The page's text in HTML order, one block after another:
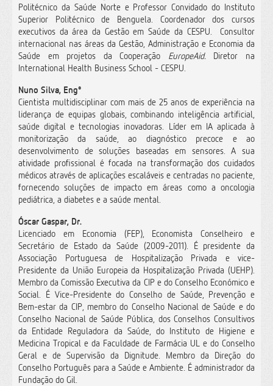
Politécnico da Saúde Norte e Professor Convidado do Instituto
Superior Politécnico de Benguela. Coordenador dos cursos
executivos da área da Gestão em Saúde da CESPU. Consultor
internacional nas áreas da Gestão, Administração e Economia da
Saúde em projetos da Cooperação EuropeAid. Diretor na
International Health Business School - CESPU.
Nuno Silva, Engº
Cientista multidisciplinar com mais de 25 anos de experiência na
liderança de equipas globais, combinando inteligência artificial,
saúde digital e tecnologias inovadoras. Líder em IA aplicada à
monitorização da saúde, ao diagnóstico precoce e ao
desenvolvimento de soluções baseadas em sensores. A sua
atividade profissional é focada na transformação dos cuidados
médicos através de aplicações escaláveis e centradas no paciente,
fornecendo soluções de impacto em áreas como a oncologia
pediátrica, a diabetes e a saúde mental.
Óscar Gaspar, Dr.
Licenciado em Economia (FEP), Economista Conselheiro e
Secretário de Estado da Saúde (2009-2011). É presidente da
Associação Portuguesa de Hospitalização Privada e vice-
Presidente da União Europeia da Hospitalização Privada (UEHP).
Membro da Comissão Executiva da CIP e do Conselho Económico e
Social. É Vice-Presidente do Conselho de Saúde, Prevenção e
Bem-estar da CIP, membro do Conselho Nacional de Saúde e do
Conselho Nacional de Saúde Pública, dos Conselhos Consultivos
da Entidade Reguladora da Saúde, do Instituto de Higiene e
Medicina Tropical e da Faculdade de Farmácia UL e do Conselho
Geral e de Supervisão da Dignitude. Membro da Direção do
Conselho Português para a Saúde e Ambiente. É administrador da
Fundação do Gil.